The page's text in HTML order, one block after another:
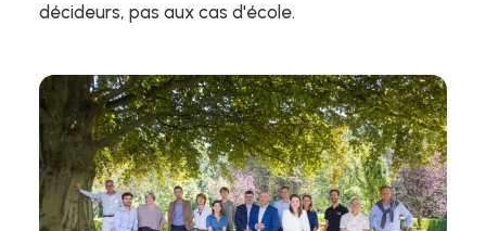
décideurs, pas aux cas d'école.